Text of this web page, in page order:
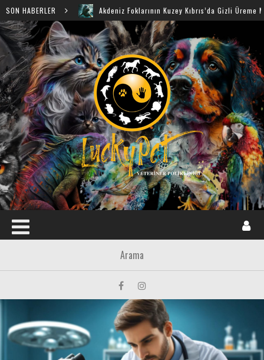
SON HABERLER Akdeniz Foklarının Kuzey Kıbrıs’da Gizli Üreme